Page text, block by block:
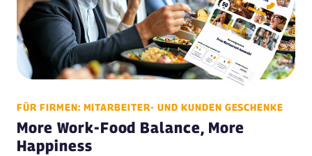
FÜR FIRMEN: MITARBEITER- UND KUNDEN GESCHENKE
More Work-Food Balance, More
Happiness